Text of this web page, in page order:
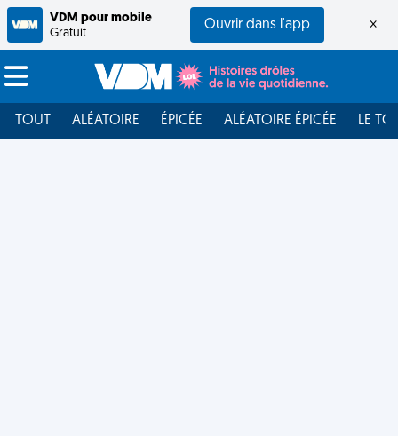
VDM pour mobile
Gratuit
Ouvrir dans l'app ×
TOUT ALÉATOIRE ÉPICÉE ALÉATOIRE ÉPICÉE LE